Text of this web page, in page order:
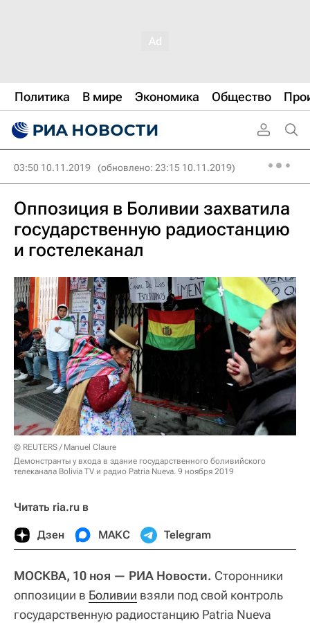
Политика В мире Экономика Общество
03:50 10.11.2019 (обновлено: 23:15 10.11.2019)
Оппозиция в Боливии захватила
государственную радиостанцию
и гостелеканал
© REUTERS / Manuel Claure
Демонстранты у входа в здание государственного боливийского
телеканала Bolivia TV и радио Patria Nueva. 9 ноября 2019
Читать ria.ru в
Дзен МАКС Telegram
МОСКВА, 10 ноя — РИА Новости. Сторонники
оппозиции в Боливии взяли под свой контроль
государственную радиостанцию Patria Nueva